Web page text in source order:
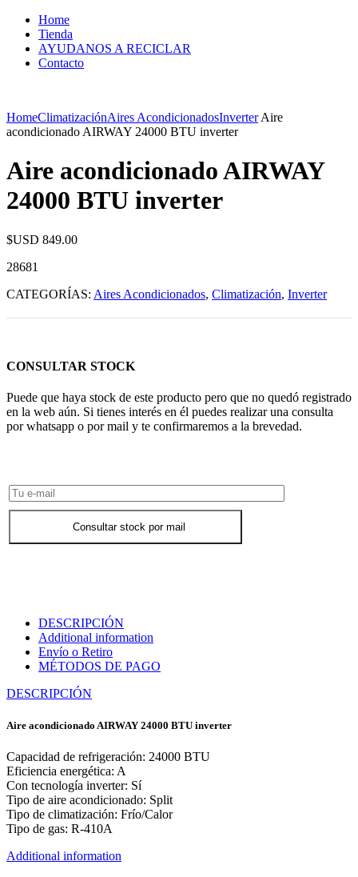
Home
Tienda
AYUDANOS A RECICLAR
Contacto
HomeClimatizaciónAires AcondicionadosInverterAire
acondicionado AIRWAY 24000 BTU inverter
Aire acondicionado AIRWAY
24000 BTU inverter
$USD 849.00
28681
CATEGORÍAS: Aires Acondicionados, Climatización, Inverter
CONSULTAR STOCK
Puede que haya stock de este producto pero que no quedó registrado
en la web aún. Si tienes interés en él puedes realizar una consulta
por whatsapp o por mail y te confirmaremos a la brevedad.
Consultar stock por mail
DESCRIPCIÓN
Additional information
Envío o Retiro
MÉTODOS DE PAGO
DESCRIPCIÓN
Aire acondicionado AIRWAY 24000 BTU inverter
Capacidad de refrigeración: 24000 BTU
Eficiencia energética: A
Con tecnología inverter: Sí
Tipo de aire acondicionado: Split
Tipo de climatización: Frío/Calor
Tipo de gas: R-410A
Additional information